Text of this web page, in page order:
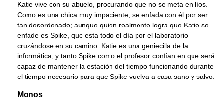
Katie vive con su abuelo, procurando que no se meta en líos.
Como es una chica muy impaciente, se enfada con él por ser
tan desordenado; aunque quien realmente logra que Katie se
enfade es Spike, que esta todo el día por el laboratorio
cruzándose en su camino. Katie es una geniecilla de la
informática, y tanto Spike como el profesor confían en que será
capaz de mantener la estación del tiempo funcionando durante
el tiempo necesario para que Spike vuelva a casa sano y salvo.
Monos